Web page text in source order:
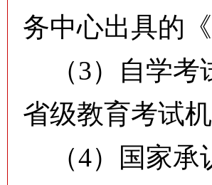
务中心出具的
（3）自学考
省级教育考试
（4）国家承